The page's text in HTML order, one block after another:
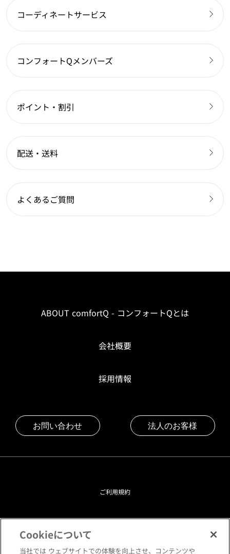
コーディネートサービス
コンフォートQメンバーズ
ポイント・割引
配送・送料
よくあるご質問
ABOUT comfortQ - コンフォートQとは
会社概要
採用情報
お問い合わせ 法人のお客様
ご利用規約
プライバシーポリシー
クッキーポリシー
Cookieについて
当社では ウェブサイトでの体験を向上させ、コンテンツや